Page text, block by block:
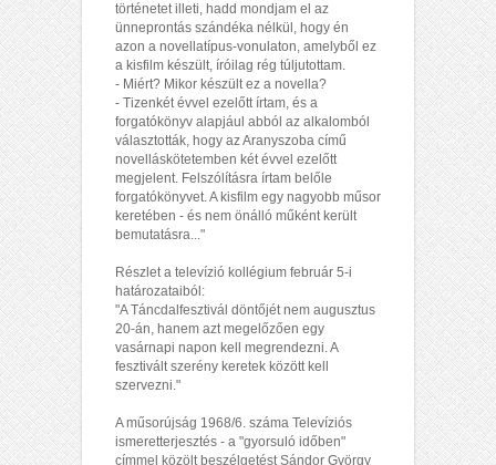
történetet illeti, hadd mondjam el az
ünneprontás szándéka nélkül, hogy én
azon a novellatípus-vonulaton, amelyből ez
a kisfilm készült, íróilag rég túljutottam.
- Miért? Mikor készült ez a novella?
- Tizenkét évvel ezelőtt írtam, és a
forgatókönyv alapjául abból az alkalomból
választották, hogy az Aranyszoba című
novelláskötetemben két évvel ezelőtt
megjelent. Felszólításra írtam belőle
forgatókönyvet. A kisfilm egy nagyobb műsor
keretében - és nem önálló műként került
bemutatásra..."
Részlet a televízió kollégium február 5-i
határozataiból:
"A Táncdalfesztivál döntőjét nem augusztus
20-án, hanem azt megelőzően egy
vasárnapi napon kell megrendezni. A
fesztivált szerény keretek között kell
szervezni."
A műsorújság 1968/6. száma Televíziós
ismeretterjesztés - a "gyorsuló időben"
címmel közölt beszélgetést Sándor György